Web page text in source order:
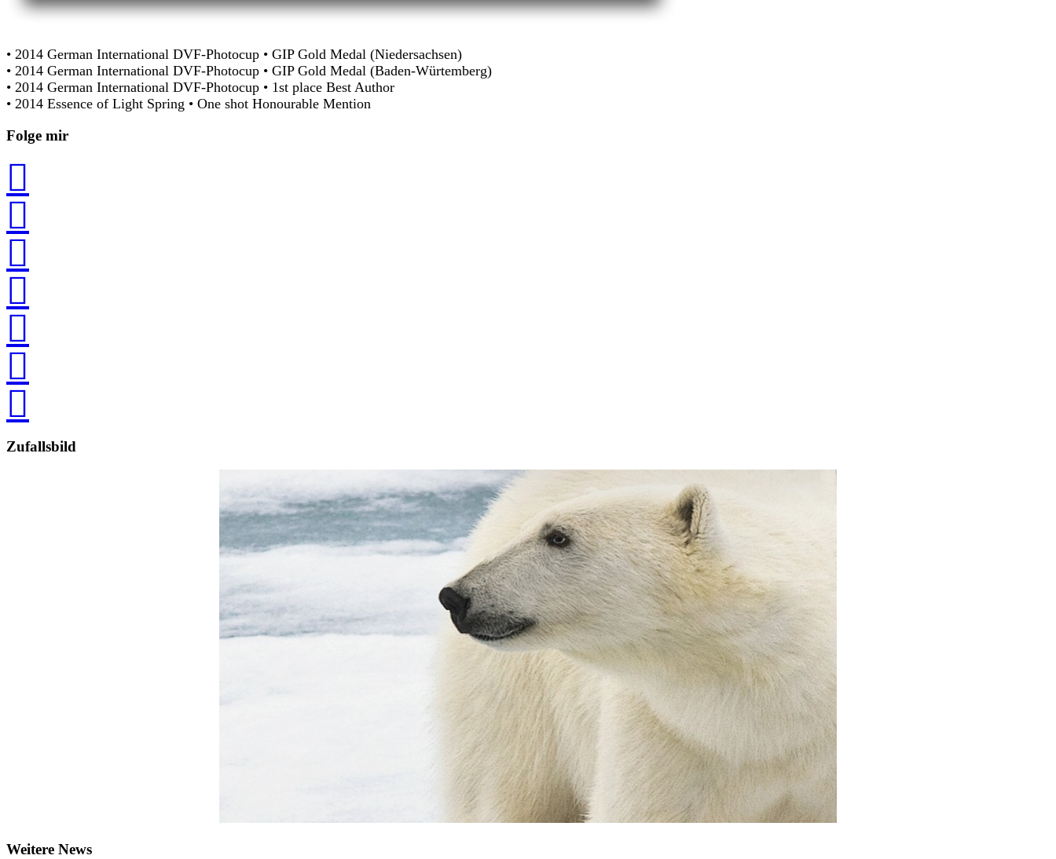
• 2014 German International DVF-Photocup • GIP Gold Medal (Niedersachsen)
• 2014 German International DVF-Photocup • GIP Gold Medal (Baden-Würtemberg)
• 2014 German International DVF-Photocup • 1st place Best Author
• 2014 Essence of Light Spring • One shot Honourable Mention
Folge mir







Zufallsbild
Weitere News